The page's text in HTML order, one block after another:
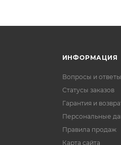
ИНФОРМАЦИЯ
Вопросы и ответы
Статусы заказов
Гарантия и
Персональные
Правила продаж
Карта сайта